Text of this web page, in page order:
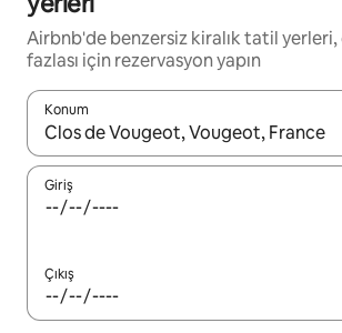
Airbnb'de benzersiz kiralık tatil yerleri,
fazlası için rezervasyon yapın
Konum
Sonuçlar kullanılabilir olduğunda yukarı
Giriş
Çıkış